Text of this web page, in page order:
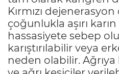
Kırmızı
çoğunlukla aşırı karın
hassasiyete sebep
karıştırılabilir veya
neden olabilir.